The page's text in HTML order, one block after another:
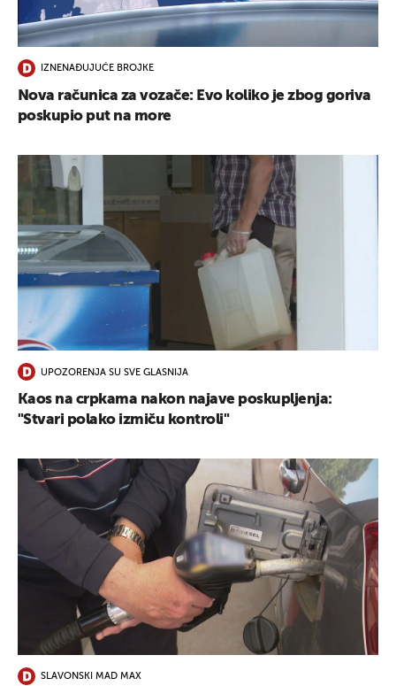
IZNENAĐUJUĆE BROJKE
Nova računica za vozače: Evo koliko je zbog goriva
poskupio put na more
UPOZORENJA SU SVE GLASNIJA
Kaos na crpkama nakon najave poskupljenja:
"Stvari polako izmiču kontroli"
SLAVONSKI MAD MAX
UKLJUČITE NOTIFIKACIJE